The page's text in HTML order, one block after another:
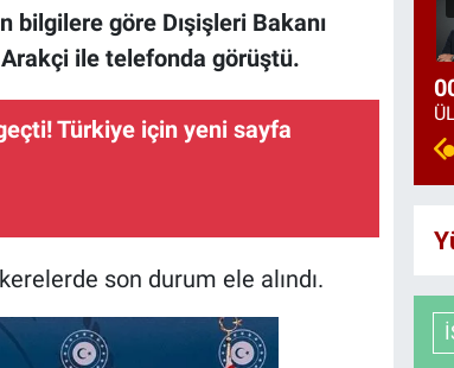
bilgilere göre Dışişleri Bakanı
Arakçi ile telefonda görüştü.
Türkiye için yeni sayfa
son durum ele alındı.